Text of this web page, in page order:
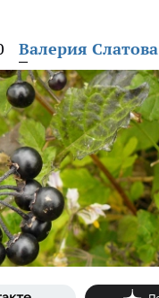
Валерия Слатова